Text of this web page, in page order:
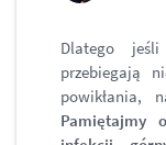
Dlatego
przebiegają
powikłania,
Pamiętajmy